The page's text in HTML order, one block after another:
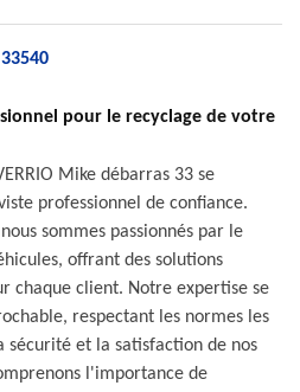
pour le recyclage de votre
Mike débarras 33 se
professionnel de confiance.
sommes passionnés par le
offrant des solutions
chaque client. Notre expertise se
respectant les normes les
et la satisfaction de nos
l'importance de